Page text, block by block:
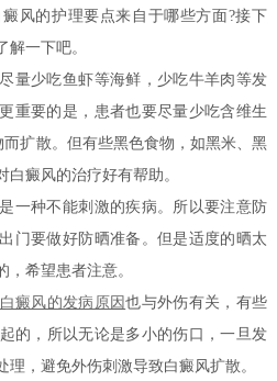
风的护理要点来自于哪些方面?接下
解一下吧。
少吃鱼虾等海鲜，少吃牛羊肉等发
重要的是，患者也要尽量少吃含维生
扩散。但有些黑色食物，如黑米、黑
癜风的治疗好有帮助。
种不能刺激的疾病。所以要注意防
门要做好防晒准备。但是适度的晒太
，希望患者注意。
白癜风的发病原因也与外伤有关，有些
的，所以无论是多小的伤口，一旦发
，避免外伤刺激导致白癜风扩散。